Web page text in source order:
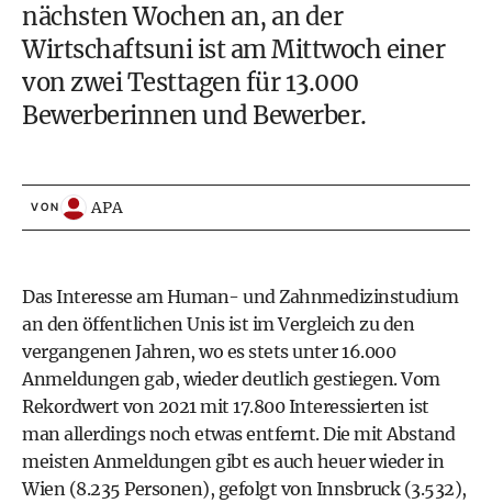
nächsten Wochen an, an der
Wirtschaftsuni ist am Mittwoch einer
von zwei Testtagen für 13.000
Bewerberinnen und Bewerber.
VON APA
Das Interesse am Human- und Zahnmedizinstudium
an den öffentlichen Unis ist im Vergleich zu den
vergangenen Jahren, wo es stets unter 16.000
Anmeldungen gab, wieder deutlich gestiegen. Vom
Rekordwert von 2021 mit 17.800 Interessierten ist
man allerdings noch etwas entfernt. Die mit Abstand
meisten Anmeldungen gibt es auch heuer wieder in
Wien (8.235 Personen), gefolgt von Innsbruck (3.532),